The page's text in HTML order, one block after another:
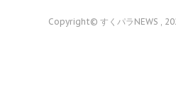
Copyright© すくパラNEWS ,